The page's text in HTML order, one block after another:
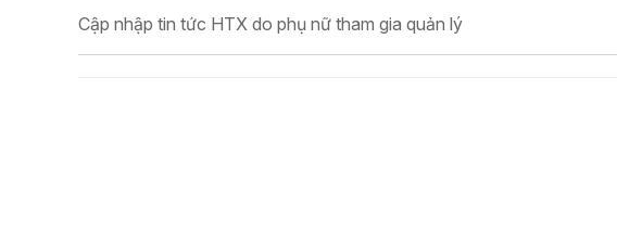
Cập nhập tin tức HTX do phụ nữ tham gia quản lý